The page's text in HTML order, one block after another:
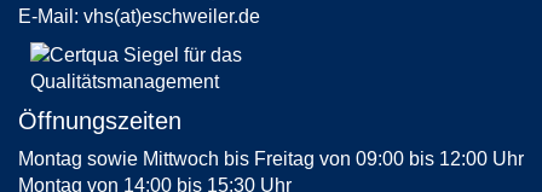
E-Mail: vhs(at)eschweiler.de
Öffnungszeiten
Montag sowie Mittwoch bis Freitag von 09:00 bis 12:00 Uhr
Montag von 14:00 bis 15:30 Uhr